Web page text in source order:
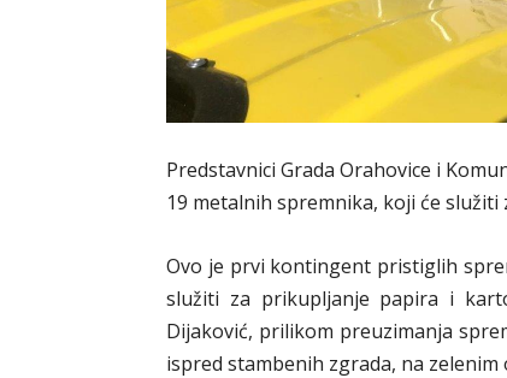
Predstavnici Grada Orahovice i
19 metalnih spremnika, koji će
Ovo je prvi kontingent pristiglih
služiti za prikupljanje papira i
Dijaković, prilikom preuzimanja
ispred stambenih zgrada, na